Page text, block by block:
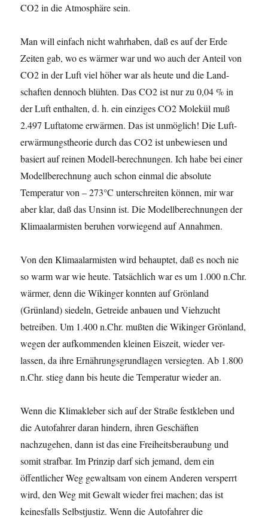
CO2 in die Atmosphäre sein.
Man will einfach nicht wahrhaben, daß es auf der Erde
Zeiten gab, wo es wärmer war und wo auch der Anteil von
CO2 in der Luft viel höher war als heute und die Land-
schaften dennoch blühten. Das CO2 ist nur zu 0,04 % in
der Luft enthalten, d. h. ein einziges CO2 Molekül muß
2.497 Luftatome erwärmen. Das ist unmöglich! Die Luft-
erwärmungstheorie durch das CO2 ist unbewiesen und
basiert auf reinen Modell-berechnungen. Ich habe bei einer
Modellberechnung auch schon einmal die absolute
Temperatur von – 273°C unterschreiten können, mir war
aber klar, daß das Unsinn ist. Die Modellberechnungen der
Klimaalarmisten beruhen vorwiegend auf Annahmen.
Von den Klimaalarmisten wird behauptet, daß es noch nie
so warm war wie heute. Tatsächlich war es um 1.000 n.Chr.
wärmer, denn die Wikinger konnten auf Grönland
(Grünland) siedeln, Getreide anbauen und Viehzucht
betreiben. Um 1.400 n.Chr. mußten die Wikinger Grönland,
wegen der aufkommenden kleinen Eiszeit, wieder ver-
lassen, da ihre Ernährungsgrundlagen versiegten. Ab 1.800
n.Chr. stieg dann bis heute die Temperatur wieder an.
Wenn die Klimakleber sich auf der Straße festkleben und
die Autofahrer daran hindern, ihren Geschäften
nachzugehen, dann ist das eine Freiheitsberaubung und
somit strafbar. Im Prinzip darf sich jemand, dem ein
öffentlicher Weg gewaltsam von einem Anderen versperrt
wird, den Weg mit Gewalt wieder frei machen; das ist
keinesfalls Selbstjustiz. Wenn die Autofahrer die